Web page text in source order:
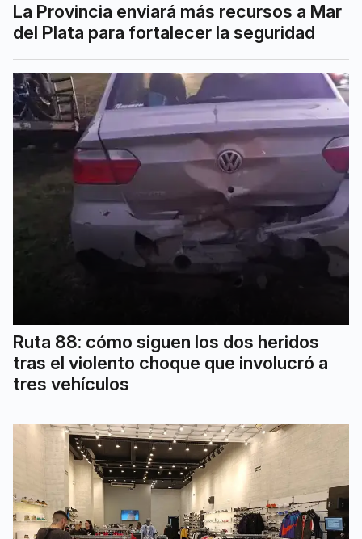
La Provincia enviará más recursos a Mar
del Plata para fortalecer la seguridad
Ruta 88: cómo siguen los dos heridos
tras el violento choque que involucró a
tres vehículos